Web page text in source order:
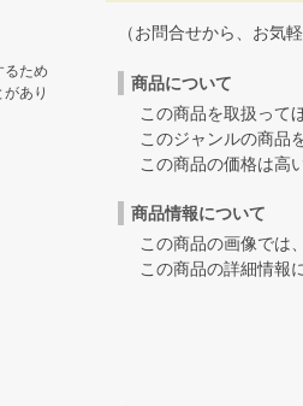
るため
あり
（お問合せから、お気
商品について
この商品を取扱って
このジャンルの商品
この商品の価格は高
商品情報について
この商品の画像では
この商品の詳細情報